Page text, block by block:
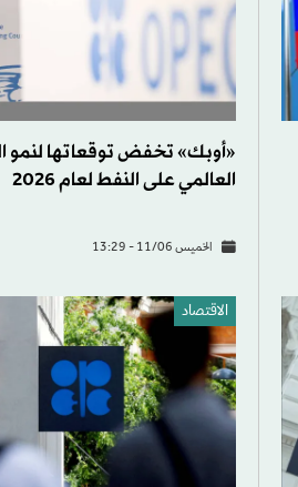
«أوبك» تخفض توقعاتها لنمو
العالمي على النفط لعام 2026
الخميس 11/06 - 13:29
الاقتصاد